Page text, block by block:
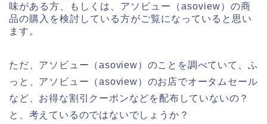
味がある方、もしくは、アソビュー（asoview）の商
品の購入を検討している方がご覧になっていると思い
ます。
ただ、アソビュー（asoview）のことを調べていて、ふ
っと、アソビュー（asoview）のお店でオータムセール
など、お得な割引クーポンなどを配布していないの？
と、考えているのではないでしょうか？